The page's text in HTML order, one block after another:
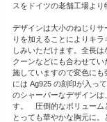
スをドイツの老舗工場より
デザインは大小のねじり
りを加えることによりキ
しみいただけます。全長
クーンなどにも合わせて
施していますので変色に
には Ag925 の刻印が入っ
のシャーパーなデザイン
す。 圧倒的なボリューム
とっても華やかな胸元に